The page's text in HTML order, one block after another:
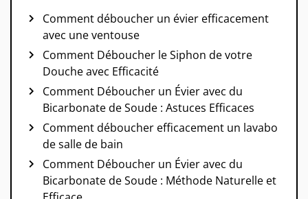
Comment déboucher un évier efficacement
avec une ventouse
Comment Déboucher le Siphon de votre
Douche avec Efficacité
Comment Déboucher un Évier avec du
Bicarbonate de Soude : Astuces Efficaces
Comment déboucher efficacement un lavabo
de salle de bain
Comment Déboucher un Évier avec du
Bicarbonate de Soude : Méthode Naturelle et